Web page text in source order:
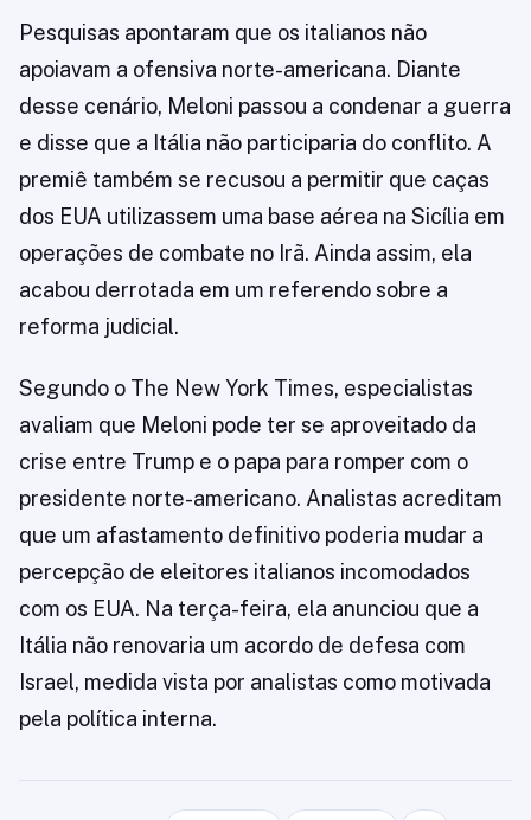
Pesquisas apontaram que os italianos não
apoiavam a ofensiva norte-americana. Diante
desse cenário, Meloni passou a condenar a guerra
e disse que a Itália não participaria do conflito. A
premiê também se recusou a permitir que caças
dos EUA utilizassem uma base aérea na Sicília em
operações de combate no Irã. Ainda assim, ela
acabou derrotada em um referendo sobre a
reforma judicial.
Segundo o The New York Times, especialistas
avaliam que Meloni pode ter se aproveitado da
crise entre Trump e o papa para romper com o
presidente norte-americano. Analistas acreditam
que um afastamento definitivo poderia mudar a
percepção de eleitores italianos incomodados
com os EUA. Na terça-feira, ela anunciou que a
Itália não renovaria um acordo de defesa com
Israel, medida vista por analistas como motivada
pela política interna.